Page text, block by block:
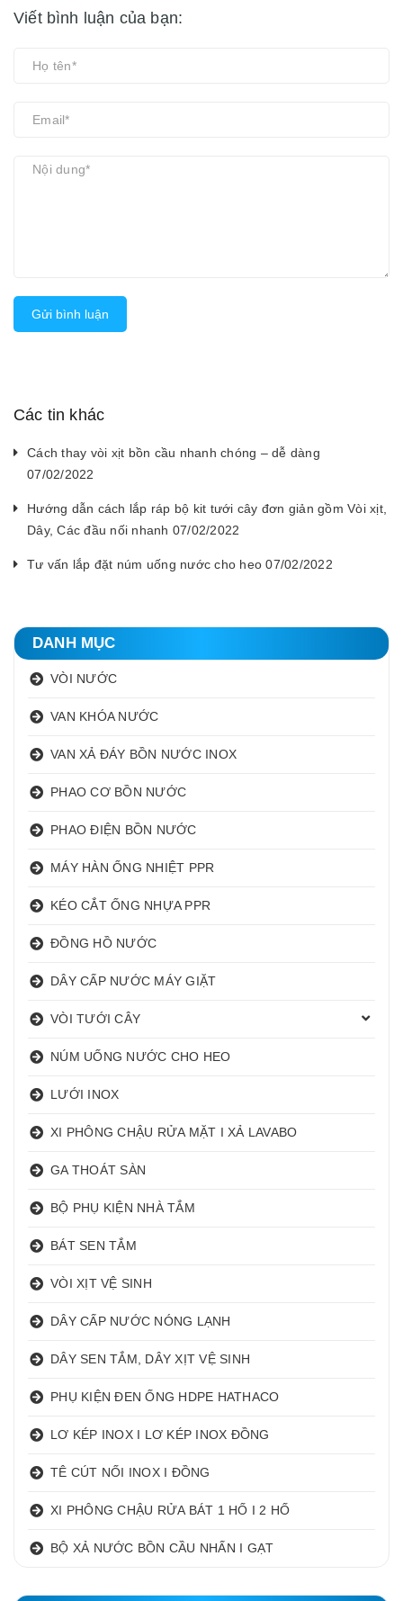
Viết bình luận của bạn:
Gửi bình luận
Các tin khác
Cách thay vòi xịt bồn cầu nhanh chóng – dễ dàng
07/02/2022
Hướng dẫn cách lắp ráp bộ kit tưới cây đơn giản gồm Vòi xịt,
Dây, Các đầu nối nhanh 07/02/2022
Tư vấn lắp đặt núm uống nước cho heo 07/02/2022
DANH MỤC
VÒI NƯỚC
VAN KHÓA NƯỚC
VAN XẢ ĐÁY BỒN NƯỚC INOX
PHAO CƠ BỒN NƯỚC
PHAO ĐIỆN BỒN NƯỚC
MÁY HÀN ỐNG NHIỆT PPR
KÉO CẮT ỐNG NHỰA PPR
ĐỒNG HỒ NƯỚC
DÂY CẤP NƯỚC MÁY GIẶT
VÒI TƯỚI CÂY
NÚM UỐNG NƯỚC CHO HEO
LƯỚI INOX
XI PHÔNG CHẬU RỬA MẶT I XẢ LAVABO
GA THOÁT SÀN
BỘ PHỤ KIỆN NHÀ TẮM
BÁT SEN TẮM
VÒI XỊT VỆ SINH
DÂY CẤP NƯỚC NÓNG LẠNH
DÂY SEN TẮM, DÂY XỊT VỆ SINH
PHỤ KIỆN ĐEN ỐNG HDPE HATHACO
LƠ KÉP INOX I LƠ KÉP INOX ĐỒNG
TÊ CÚT NỐI INOX I ĐỒNG
XI PHÔNG CHẬU RỬA BÁT 1 HỐ I 2 HỐ
BỘ XẢ NƯỚC BỒN CẦU NHẤN I GẠT